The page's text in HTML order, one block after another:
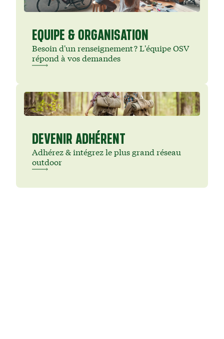
EQUIPE & ORGANISATION
Besoin d'un renseignement ? L'équipe OSV
répond à vos demandes
DEVENIR ADHÉRENT
Adhérez & intégrez le plus grand réseau
outdoor